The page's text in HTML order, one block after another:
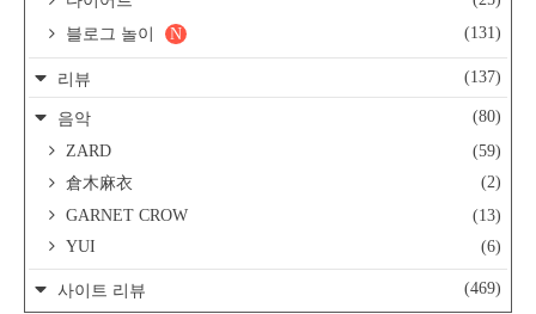
블로그 놀이
(131)
N
리뷰 (137)
음악
(80)
ZARD
(59)
倉木麻衣
(2)
GARNET CROW
(13)
YUI
(6)
사이트 리뷰 (469)